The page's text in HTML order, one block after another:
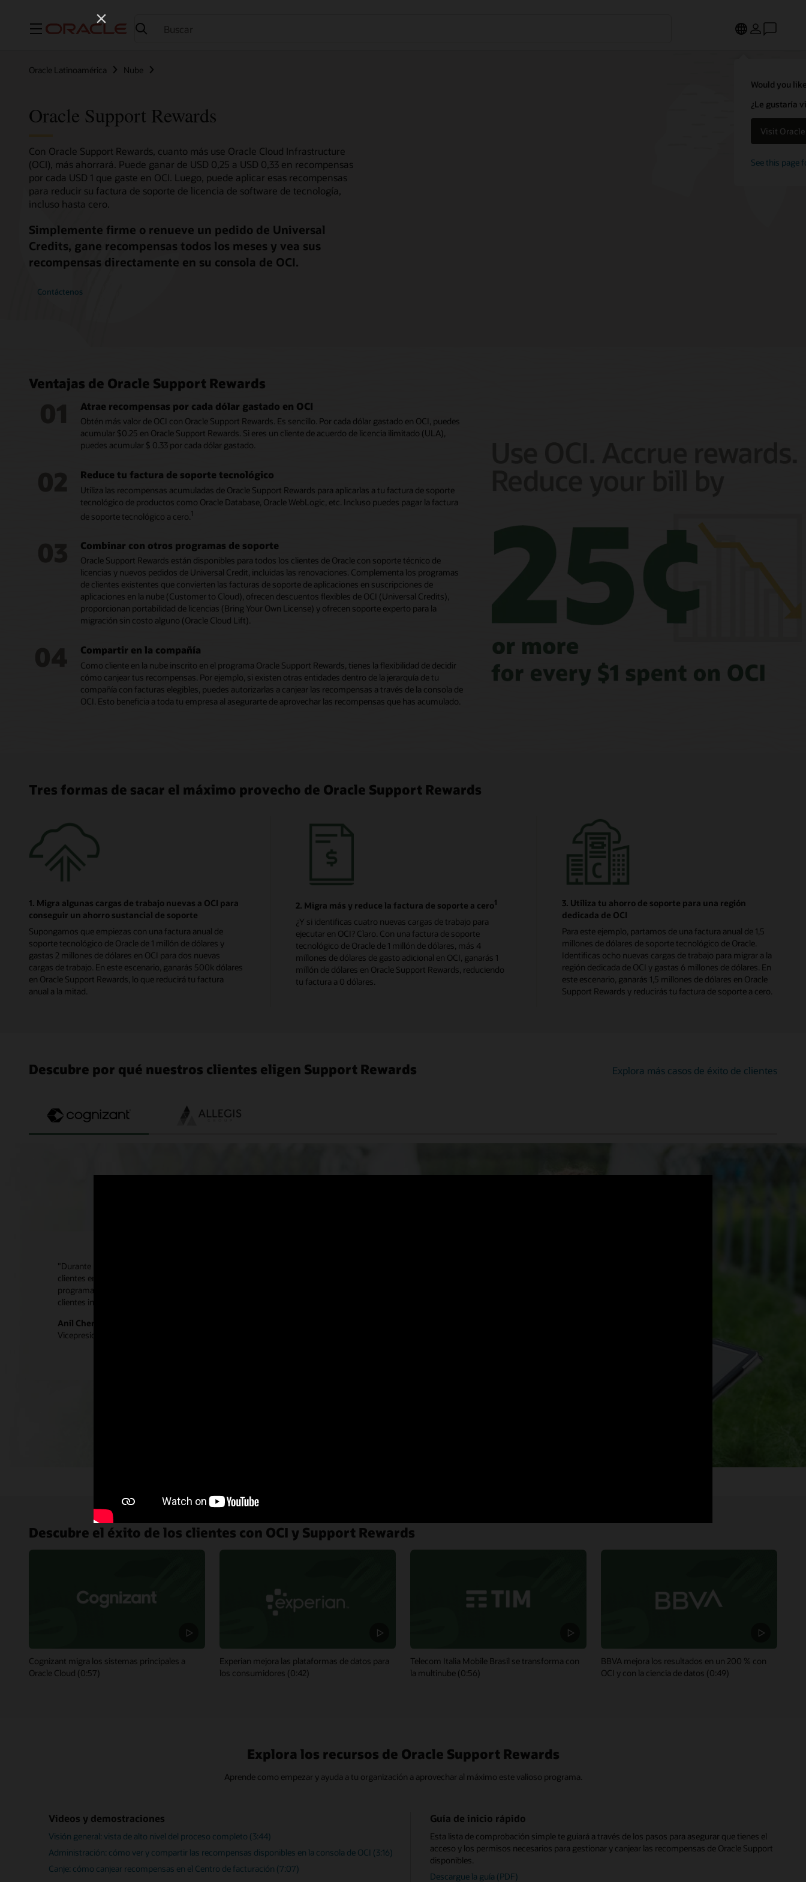
Menú
Would you
¿Le gustaría
Visit
See this page
Oracle Latinoamérica Nube
Oracle Support Rewards
Con Oracle Support Rewards, cuanto más use Oracle Cloud Infrastructure
(OCI), más ahorrará. Puede ganar de USD 0,25 a USD 0,33 en recompensas
por cada USD 1 que gaste en OCI. Luego, puede aplicar esas recompensas
para reducir su factura de soporte de licencia de software de tecnología,
incluso hasta cero.
Simplemente firme o renueve un pedido de Universal
Credits, gane recompensas todos los meses y vea sus
recompensas directamente en su consola de OCI.
Contáctenos
Ventajas de Oracle Support Rewards
Atrae recompensas por cada dólar gastado en OCI
Obtén más valor de OCI con Oracle Support Rewards. Es sencillo. Por cada dólar gastado en OCI, puedes
acumular $0.25 en Oracle Support Rewards. Si eres un cliente de acuerdo de licencia ilimitado (ULA),
puedes acumular $ 0.33 por cada dólar gastado.
Reduce tu factura de soporte tecnológico
Utiliza las recompensas acumuladas de Oracle Support Rewards para aplicarlas a tu factura de soporte
tecnológico de productos como Oracle Database, Oracle WebLogic, etc. Incluso puedes pagar la factura
de soporte tecnológico a cero. 1
Combinar con otros programas de soporte
Oracle Support Rewards están disponibles para todos los clientes de Oracle con soporte técnico de
licencias y nuevos pedidos de Universal Credit, incluidas las renovaciones. Complementa los programas
de clientes existentes que convierten las facturas de soporte de aplicaciones en suscripciones de
aplicaciones en la nube (Customer to Cloud), ofrecen descuentos flexibles de OCI (Universal Credits),
proporcionan portabilidad de licencias (Bring Your Own License) y ofrecen soporte experto para la
migración sin costo alguno (Oracle Cloud Lift).
Compartir en la compañía
Como cliente en la nube inscrito en el programa Oracle Support Rewards, tienes la flexibilidad de decidir
cómo canjear tus recompensas. Por ejemplo, si existen otras entidades dentro de la jerarquía de tu
compañía con facturas elegibles, puedes autorizarlas a canjear las recompensas a través de la consola de
OCI. Esto beneficia a toda tu empresa al asegurarte de aprovechar las recompensas que has acumulado.
Tres formas de sacar el máximo provecho de Oracle Support Rewards
1. Migra algunas cargas de trabajo nuevas a OCI para
conseguir un ahorro sustancial de soporte
Supongamos que empiezas con una factura anual de
soporte tecnológico de Oracle de 1 millón de dólares y
gastas 2 millones de dólares en OCI para dos nuevas
cargas de trabajo. En este escenario, ganarás 500k dólares
en Oracle Support Rewards, lo que reducirá tu factura
anual a la mitad.
2. Migra más y reduce la factura de soporte a cero1
¿Y si identificas cuatro nuevas cargas de trabajo para
ejecutar en OCI? Claro. Con una factura de soporte
tecnológico de Oracle de 1 millón de dólares, más 4
millones de dólares de gasto adicional en OCI, ganarás 1
millón de dólares en Oracle Support Rewards, reduciendo
tu factura a 0 dólares.
3. Utiliza tu ahorro de soporte para una región
dedicada de OCI
Para este ejemplo, partamos de una factura anual de 1,5
millones de dólares de soporte tecnológico de Oracle.
Identificas ocho nuevas cargas de trabajo para migrar a la
región dedicada de OCI y gastas 6 millones de dólares. En
este escenario, ganarás 1,5 millones de dólares en Oracle
Support Rewards y reducirás tu factura de soporte a cero.
Descubre por qué nuestros clientes eligen Support Rewards Explora más casos de éxito de clientes
"Durante más de 20 años, Cognizant se ha asociado con Oracle para ayudar a nuestros
clientes en común. No solo somos aliados de Oracle, también somos clientes. El nuevo
programa de recompensas de Oracle Support nos proporciona a nosotros y a nuestros
clientes incentivos sólidos adicionales para trasladar cargas de trabajo a OCI".
Anil Cheriyan
Vicepresidente ejecutivo, Estrategia y tecnología, Cognizant
Descubre el éxito de los clientes con OCI y Support Rewards
Cognizant migra los sistemas principales a
Oracle Cloud (0:57)
Experian mejora las plataformas de datos para
los consumidores (0:42)
Telecom Italia Mobile Brasil se transforma con
la multinube (0:56)
BBVA mejora los resultados en un 200 % con
OCI y con la ciencia de datos (0:49)
Explora los recursos de Oracle Support Rewards
Aprende como empezar y ayuda a tu organización a aprovechar al máximo este valioso programa.
Videos y demostraciones
Visión general: vista de alto nivel del proceso completo (3:44)
Administración: cómo ver y compartir las recompensas disponibles en la consola de OCI (3:16)
Canje: cómo canjear recompensas en el Centro de facturación (7:07)
Guía de inicio rápido
Esta lista de comprobación simple te guiará a través de los pasos para asegurar que tienes el
acceso y los permisos necesarios para gestionar y canjear las recompensas de Oracle Support
disponibles.
Descargue la guía (PDF)